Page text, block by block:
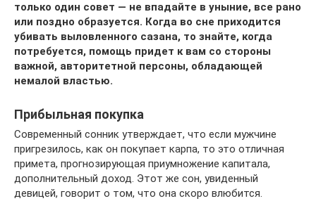
только один совет — не впадайте в уныние, все рано
или поздно образуется. Когда во сне приходится
убивать выловленного сазана, то знайте, когда
потребуется, помощь придет к вам со стороны
важной, авторитетной персоны, обладающей
немалой властью.
Прибыльная покупка
Современный сонник утверждает, что если мужчине
пригрезилось, как он покупает карпа, то это отличная
примета, прогнозирующая приумножение капитала,
дополнительный доход. Этот же сон, увиденный
девицей, говорит о том, что она скоро влюбится.